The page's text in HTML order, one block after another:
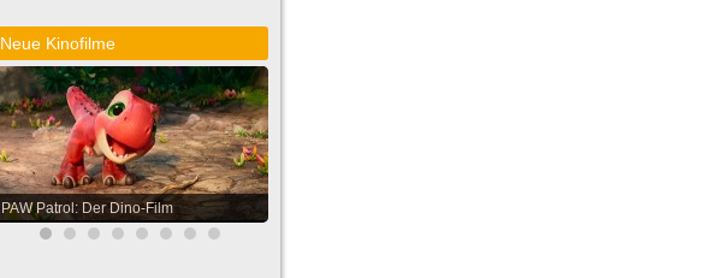
Neue Kinofilme
PAW Patrol: Der Dino-Film